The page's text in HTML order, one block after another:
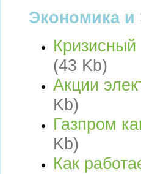
Экономика и
(43 Kb)
Акции
Kb)
Газпром
Kb)
Как